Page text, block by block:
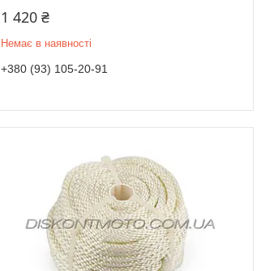
1 420 ₴
Немає в наявності
+380 (93) 105-20-91